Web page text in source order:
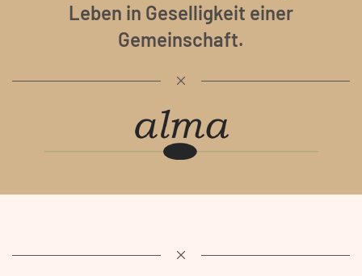
Leben in Geselligkeit einer
Gemeinschaft.